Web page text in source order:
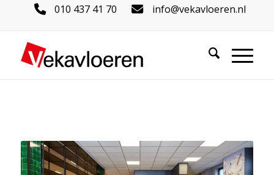
010 437 41 70 info@vekavloeren.nl